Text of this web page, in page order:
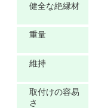
健全な絶縁材
重量
維持
取付けの容易
さ